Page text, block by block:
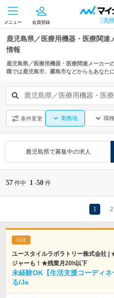
九
メニュー 会員登録
鹿児島県／医療用機器・医療関連
情報
鹿児島県／医療用機器・医療関連メーカー
職では鹿児島市、霧島市などからもあなた
鹿児島県／医療用機器・医
条件変更 勤務地 職種
鹿児島県で募集中の求人
57 件中 1 -50 件
1 2
ユースタイルラボラトリー株式会社
ジャーも！★残業月20h以下
未経験OK【生活支援コーディ
る/Je